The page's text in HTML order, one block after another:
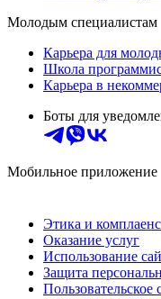
Молодым специалистам
Карьера для
Школа
Карьера в
Боты для
Мобильное приложение
Этика и комплаенс
Оказание услуг
Использование
Защита
Пользовательское